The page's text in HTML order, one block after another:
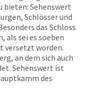
bieten: Sehenswert
Schlösser und
das Schloss
als sei es soeben
versetzt worden.
an dem sich auch
Sehenswert ist
des